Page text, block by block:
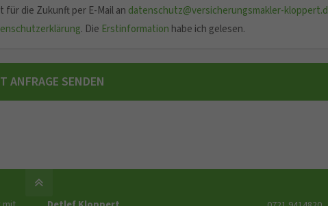
die Zukunft per E-Mail an datenschutz@versicherungsmakler-
. Die Erstinformation habe ich gelesen.
ANFRAGE SENDEN